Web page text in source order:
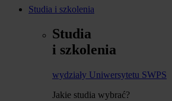
Studia i szkolenia
Studia
i szkolenia
wydziały Uniwersytetu SWPS
Jakie studia wybrać?